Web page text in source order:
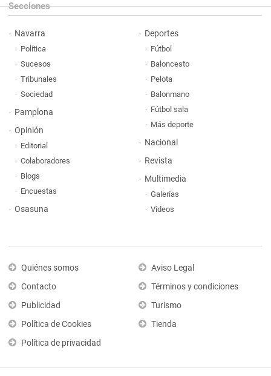
Secciones
Navarra
Política
Sucesos
Tribunales
Sociedad
Pamplona
Opinión
Editorial
Colaboradores
Blogs
Encuestas
Osasuna
Deportes
Fútbol
Baloncesto
Pelota
Balonmano
Fútbol sala
Más deporte
Nacional
Revista
Multimedia
Galerías
Vídeos
Quiénes somos
Contacto
Publicidad
Política de Cookies
Política de privacidad
Aviso Legal
Términos y condiciones
Turismo
Tienda